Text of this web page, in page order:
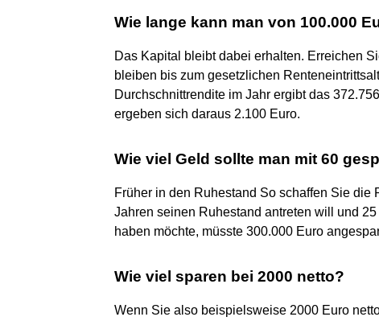
Wie lange kann man von 100.000
Das Kapital bleibt dabei erhalten. Erreichen
bleiben bis zum gesetzlichen
Durchschnittrendite im Jahr ergibt das
ergeben sich daraus 2.100 Euro.
Wie viel Geld sollte man mit 60
Früher in den Ruhestand So schaffen Sie
Jahren seinen Ruhestand antreten will und
haben möchte, müsste 300.000 Euro
Wie viel sparen bei 2000 netto?
Wenn Sie also beispielsweise 2000 Euro